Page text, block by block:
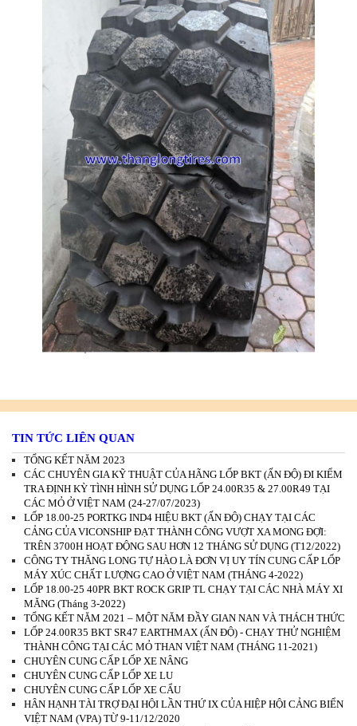
TIN TỨC LIÊN QUAN
TỔNG KẾT NĂM 2023
CÁC CHUYÊN GIA KỸ THUẬT CỦA HÃNG LỐP BKT (ẤN ĐỘ) ĐI KIỂM
TRA ĐỊNH KỲ TÌNH HÌNH SỬ DỤNG LỐP 24.00R35 & 27.00R49 TẠI
CÁC MỎ Ở VIỆT NAM (24-27/07/2023)
LỐP 18.00-25 PORTKG IND4 HIỆU BKT (ẤN ĐỘ) CHẠY TẠI CÁC
CẢNG CỦA VICONSHIP ĐẠT THÀNH CÔNG VƯỢT XA MONG ĐỢI:
TRÊN 3700H HOẠT ĐỘNG SAU HƠN 12 THÁNG SỬ DỤNG (T12/2022)
CÔNG TY THĂNG LONG TỰ HÀO LÀ ĐƠN VỊ UY TÍN CUNG CẤP LỐP
MÁY XÚC CHẤT LƯỢNG CAO Ở VIỆT NAM (THÁNG 4-2022)
LỐP 18.00-25 40PR BKT ROCK GRIP TL CHẠY TẠI CÁC NHÀ MÁY XI
MĂNG (Tháng 3-2022)
TỔNG KẾT NĂM 2021 – MỘT NĂM ĐẦY GIAN NAN VÀ THÁCH THỨC
LỐP 24.00R35 BKT SR47 EARTHMAX (ẤN ĐỘ) - CHẠY THỬ NGHIỆM
THÀNH CÔNG TẠI CÁC MỎ THAN VIỆT NAM (THÁNG 11-2021)
CHUYÊN CUNG CẤP LỐP XE NÂNG
CHUYÊN CUNG CẤP LỐP XE LU
CHUYÊN CUNG CẤP LỐP XE CẨU
HÂN HẠNH TÀI TRỢ ĐẠI HỘI LẦN THỨ IX CỦA HIỆP HỘI CẢNG BIỂN
VIỆT NAM (VPA) TỪ 9-11/12/2020